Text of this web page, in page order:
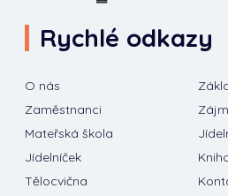
Rychlé odkazy
O nás
Zaměstnanci
Mateřská škola
Jídelníček
Tělocvična